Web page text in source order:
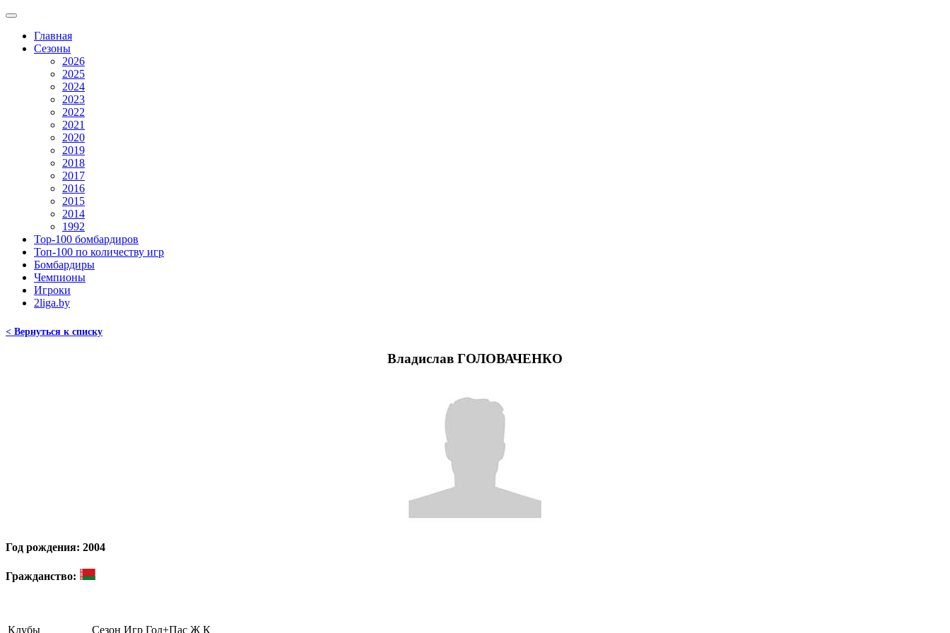
Главная
Сезоны
2026
2025
2024
2023
2022
2021
2020
2019
2018
2017
2016
2015
2014
1992
Top-100 бомбардиров
Топ-100 по количеству игр
Бомбардиры
Чемпионы
Игроки
2liga.by
< Вернуться к списку
Владислав ГОЛОВАЧЕНКО
Год рождения: 2004
Гражданство:
Клубы Сезон Игр Гол+Пас Ж К